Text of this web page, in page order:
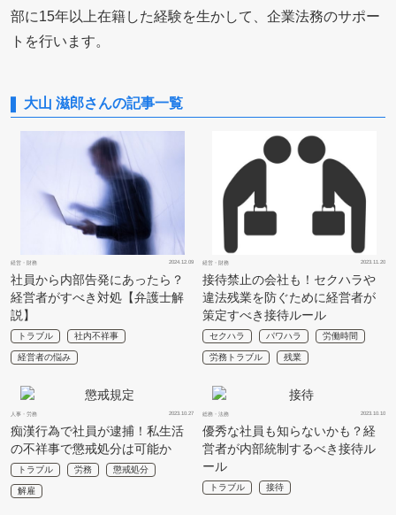
部に15年以上在籍した経験を生かして、企業法務のサポー
トを行います。
大山 滋郎さんの記事一覧
経営・財務 2024.12.09
社員から内部告発にあったら？
経営者がすべき対処【弁護士解
説】
トラブル 社内不祥事
経営者の悩み
経営・財務 2023.11.20
接待禁止の会社も！セクハラや
違法残業を防ぐために経営者が
策定すべき接待ルール
セクハラ パワハラ 労働時間
労務トラブル 残業
人事・労務 2023.10.27
痴漢行為で社員が逮捕！私生活
の不祥事で懲戒処分は可能か
トラブル 労務 懲戒処分
解雇
総務・法務 2023.10.10
優秀な社員も知らないかも？経
営者が内部統制するべき接待ル
ール
トラブル 接待